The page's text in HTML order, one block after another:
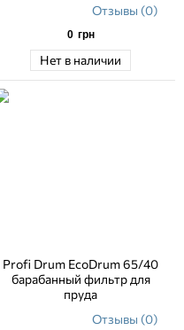
Отзывы (0)
0 грн
Нет в наличии
Profi Drum EcoDrum 65/40
барабанный фильтр для
пруда
Отзывы (0)